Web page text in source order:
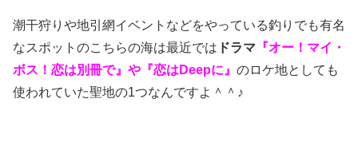
潮干狩りや地引網イベントなどをやっている釣りでも有名
なスポットのこちらの海は最近では ドラマ 『オー！マイ・
ボス！恋は別冊で』や『恋はDeepに』 のロケ地としても
使われていた聖地の1つなんですよ＾＾♪